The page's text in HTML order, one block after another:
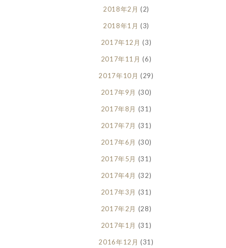
2018年2月 (2)
2018年1月 (3)
2017年12月 (3)
2017年11月 (6)
2017年10月 (29)
2017年9月 (30)
2017年8月 (31)
2017年7月 (31)
2017年6月 (30)
2017年5月 (31)
2017年4月 (32)
2017年3月 (31)
2017年2月 (28)
2017年1月 (31)
2016年12月 (31)